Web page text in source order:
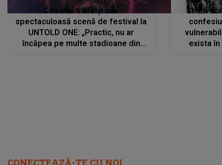
Cea mai mare și mai
spectaculoasă scenă de festival la
UNTOLD ONE: „Practic, nu ar
încăpea pe multe stadioane din
Charli
exista
CONECTEAZĂ-TE CU NOI